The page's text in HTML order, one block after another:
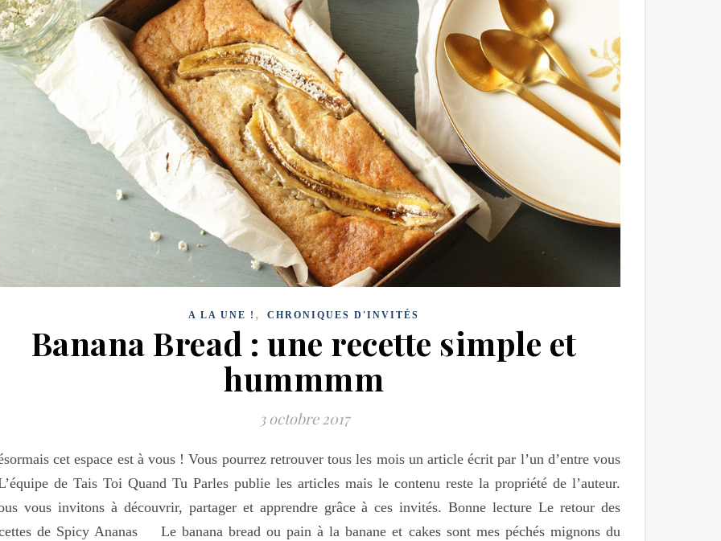
A LA UNE ! , CHRONIQUES D'INVITÉS
Banana Bread : une recette simple et
hummmm
3 octobre 2017
cet espace est à vous ! Vous pourrez retrouver tous les mois un article écrit par l’un d’entre vous
de Tais Toi Quand Tu Parles publie les articles mais le contenu reste la propriété de l’auteur.
vous invitons à découvrir, partager et apprendre grâce à ces invités. Bonne lecture Le retour des
de Spicy Ananas Le banana bread ou pain à la banane et cakes sont mes péchés mignons du